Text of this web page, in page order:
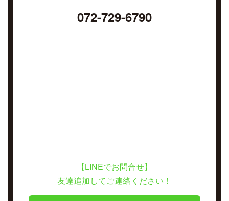
072-729-6790
【LINEでお問合せ】
友達追加してご連絡ください！